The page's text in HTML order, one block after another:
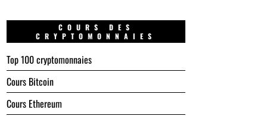
COURS DES
CRYPTOMONNAIES
Top 100 cryptomonnaies
Cours Bitcoin
Cours Ethereum